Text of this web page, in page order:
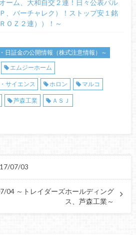
オーム、大和自交２連！日々公表パル
、バーチャレク）！ストップ安１銘
ＯＺ２連））！～
日証金の公開情報（株式注意情報）～
エムジーホーム
サイエンス ホロン マルコ
芦森工業 ＡＳＪ
07/03
04 ～トレイダーズホールディング
ス、芦森工業～